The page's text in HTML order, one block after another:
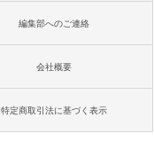
編集部へのご連絡
会社概要
特定商取引法に基づく表示